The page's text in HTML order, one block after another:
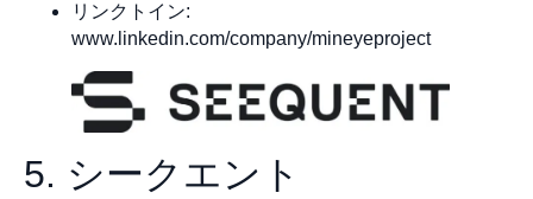
リンクトイン:
www.linkedin.com/company/mineyeproject
5. シークエント